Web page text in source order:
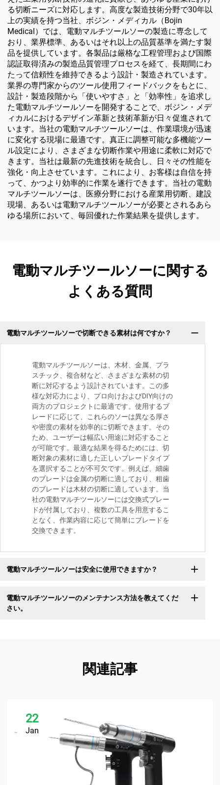
る切断ニーズに対応します。高度な製造技術分野で30年以
上の実績を持つ当社、ボジン・メディカル（Bojin
Medical）では、電動マルチツールソーの製造に専念して
おり、業界標準、あるいはそれ以上の品質基準を満たす製
品を提供しています。各製品は厳格な工程管理および国際
認証取得済みの製造品質管理プロセスを経て、長期間にわ
たって信頼性を維持できるよう設計・製造されています。
業界の専門家からのツール使用フィードバックをもとに、
設計・製造段階から「使いやすさ」と「効率性」を追求し
た電動マルチツールソーを開発することで、ボジン・メデ
ィカルにおけるデザイン革新と技術革新が日々促進されて
います。当社の電動マルチツールソーは、作業環境が迅速
に変化する現場に最適です。真正に調整可能な多機能ツー
ル設定により、さまざまな切断作業や用途に柔軟に対応で
きます。当社は最新の先進技術を統合し、日々その性能を
強化・向上させています。これにより、お客様は自信を持
って、かつより効率的に作業を遂行できます。当社の電動
マルチツールソーは、医療分野における産業用切断、建設
現場、あるいは電動マルチツールソーが必要とされるあら
ゆる場所において、毎回優れた作業結果を提供します。
電動マルチツールソーに関する
よくある質問
電動マルチツールソーで切断できる素材は何ですか？
電動マルチツールソーは、木材、金属、プラ
スチック、複合材など、さまざまな素材の切
断に対応するよう設計されています。この多
様な対応力により、プロ向けおよびDIY向けの
両方のプロジェクトに最適です。使用するブ
レードに応じて、これらのソーは異なる厚さ
や密度の素材を効率的に切断できます。その
ため、ユーザーは幅広い用途に対応すること
が可能です。最適な結果を得るためには、切
断対象の素材に適した正しいブレードタイプ
を選択することが不可欠です。例えば、細歯
のブレードは金属の切断に適しており、粗歯
のブレードは木材の切断に適しています。当
社の電動マルチツールソーには交換式ブレー
ドが付属しており、複数の工具を用意するこ
となく、作業内容に応じて簡単にブレードを
交換できます。
電動マルチツールソーは安全に使用できますか？
電動マルチツールソーのメンテナンス方法を教えてくだ
さい。
関連記事
22
Jan